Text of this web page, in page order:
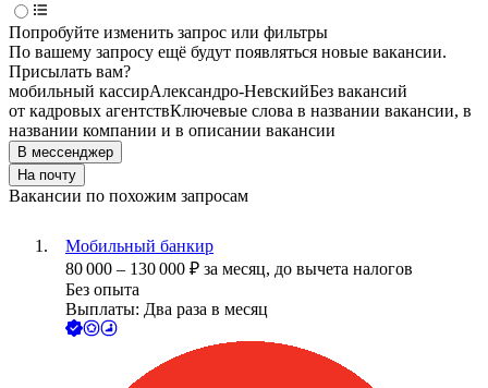
Попробуйте изменить запрос или фильтры
По вашему запросу ещё будут появляться новые вакансии.
Присылать вам?
мобильный кассирАлександро-НевскийБез вакансий
от кадровых агентствКлючевые слова в названии вакансии, в
названии компании и в описании вакансии
В мессенджер
На почту
Вакансии по похожим запросам
Мобильный банкир
80 000 – 130 000 ₽ за месяц, до вычета налогов
Без опыта
Выплаты: Два раза в месяц